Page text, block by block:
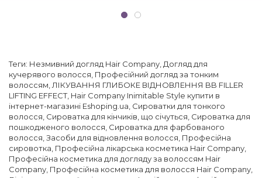
Теги: Незмивний догляд Hair Company Догляд для
кучерявого волосся Професійний догляд за тонким
волоссям ЛІКУВАННЯ ГЛИБОКЕ ВІДНОВЛЕННЯ BB FILLER
LIFTING EFFECT, Hair Company Inimitable Style купити в
інтернет-магазині Eshoping.ua Сироватки для тонкого
волосся Сироватка для кінчиків, що січуться Сироватка для
пошкодженого волосся Сироватка для фарбованого
волосся Засоби для відновлення волосся Професійна
сировотка Професійна лікарська косметика Hair Company
Професійна косметика для догляду за волоссям Hair
Company Професійна косметика для волосся Hair Company